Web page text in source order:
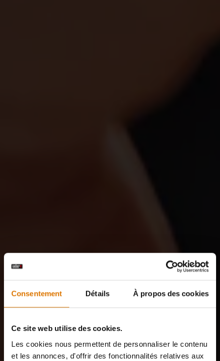
Consentement Détails À propos des cookies
Ce site web utilise des cookies.
Les cookies nous permettent de personnaliser le contenu
et les annonces, d'offrir des fonctionnalités relatives aux